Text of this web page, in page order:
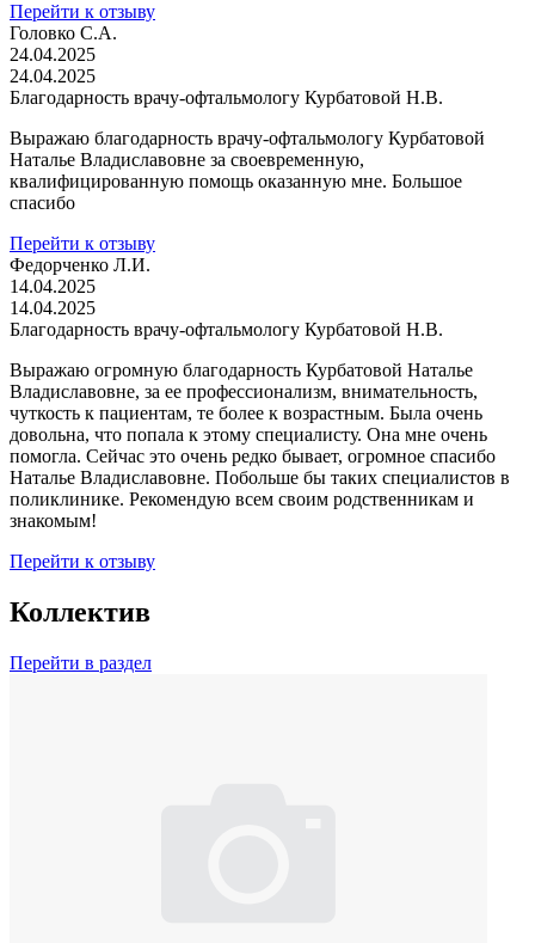
Перейти к отзыву
Головко С.А.
24.04.2025
24.04.2025
Благодарность врачу-офтальмологу Курбатовой Н.В.
Выражаю благодарность врачу-офтальмологу Курбатовой
Наталье Владиславовне за своевременную,
квалифицированную помощь оказанную мне. Большое
спасибо
Перейти к отзыву
Федорченко Л.И.
14.04.2025
14.04.2025
Благодарность врачу-офтальмологу Курбатовой Н.В.
Выражаю огромную благодарность Курбатовой Наталье
Владиславовне, за ее профессионализм, внимательность,
чуткость к пациентам, те более к возрастным. Была очень
довольна, что попала к этому специалисту. Она мне очень
помогла. Сейчас это очень редко бывает, огромное спасибо
Наталье Владиславовне. Побольше бы таких специалистов в
поликлинике. Рекомендую всем своим родственникам и
знакомым!
Перейти к отзыву
Коллектив
Перейти в раздел